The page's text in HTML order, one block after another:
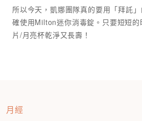
所以今天，凱娜團隊真的要用「拜託
確使用Milton迷你消毒錠。只要短短
月經